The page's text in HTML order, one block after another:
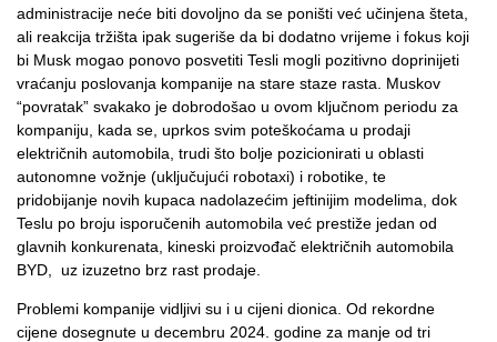
administracije neće biti dovoljno da se poništi već učinjena šteta,
ali reakcija tržišta ipak sugeriše da bi dodatno vrijeme i fokus koji
bi Musk mogao ponovo posvetiti Tesli mogli pozitivno doprinijeti
vraćanju poslovanja kompanije na stare staze rasta. Muskov
“povratak” svakako je dobrodošao u ovom ključnom periodu za
kompaniju, kada se, uprkos svim poteškoćama u prodaji
električnih automobila, trudi što bolje pozicionirati u oblasti
autonomne vožnje (uključujući robotaxi) i robotike, te
pridobijanje novih kupaca nadolazećim jeftinijim modelima, dok
Teslu po broju isporučenih automobila već prestiže jedan od
glavnih konkurenata, kineski proizvođač električnih automobila
BYD, uz izuzetno brz rast prodaje.
Problemi kompanije vidljivi su i u cijeni dionica. Od rekordne
cijene dosegnute u decembru 2024. godine za manje od tri